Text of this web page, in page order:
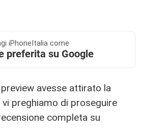
iPhoneItalia come
preferita su Google
avesse attirato la
preghiamo di proseguire
completa su